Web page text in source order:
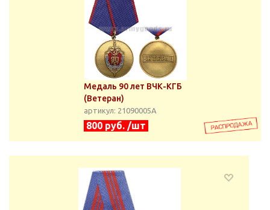
Медаль 90 лет ВЧК-КГБ
(Ветеран)
артикул: 21090005А
800 руб. /шт